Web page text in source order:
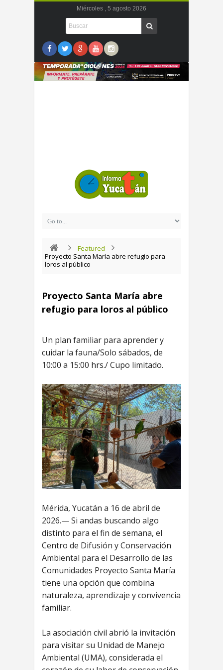
Miércoles , 5 agosto 2026
Featured
Proyecto Santa María abre refugio para
loros al público
Proyecto Santa María abre
refugio para loros al público
Un plan familiar para aprender y
cuidar la fauna/Solo sábados, de
10:00 a 15:00 hrs./ Cupo limitado.
Mérida, Yucatán a 16 de abril de
2026.— Si andas buscando algo
distinto para el fin de semana, el
Centro de Difusión y Conservación
Ambiental para el Desarrollo de las
Comunidades Proyecto Santa María
tiene una opción que combina
naturaleza, aprendizaje y convivencia
familiar.
La asociación civil abrió la invitación
para visitar su Unidad de Manejo
Ambiental (UMA), considerada el